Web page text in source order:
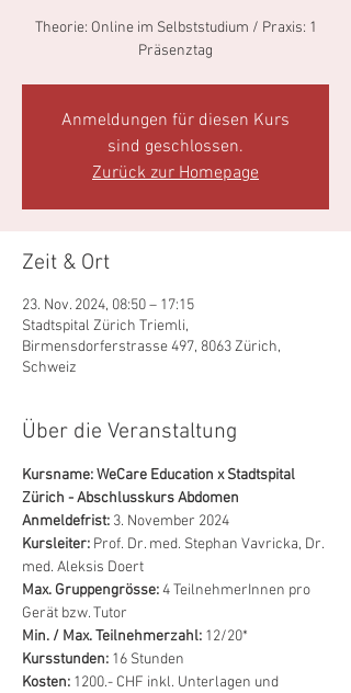
Theorie: Online im Selbststudium / Praxis: 1
Präsenztag
Anmeldungen für diesen Kurs
sind geschlossen.
Zurück zur Homepage
Zeit & Ort
23. Nov. 2024, 08:50 – 17:15
Stadtspital Zürich Triemli,
Birmensdorferstrasse 497, 8063 Zürich,
Schweiz
Über die Veranstaltung
Kursname: WeCare Education x Stadtspital
Zürich - Abschlusskurs Abdomen
Anmeldefrist: 3. November 2024
Kursleiter: Prof. Dr. med. Stephan Vavricka, Dr.
med. Aleksis Doert
Max. Gruppengrösse: 4 TeilnehmerInnen pro
Gerät bzw. Tutor
Min. / Max. Teilnehmerzahl: 12/20*
Kursstunden: 16 Stunden
Kosten: 1200.- CHF inkl. Unterlagen und